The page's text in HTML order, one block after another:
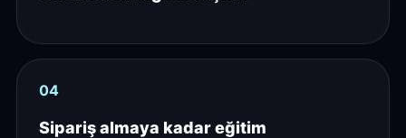
04
Sipariş almaya kadar eğitim